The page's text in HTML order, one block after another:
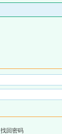
找回密码